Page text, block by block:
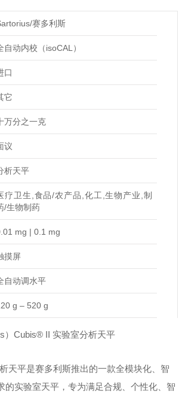
赛多利斯
自动内校（isoCAL）
口
它
万分之一克
议
析天平
疗卫生,食品/农产品,化工,生物产业,制
/生物制药
mg | 0.1 mg
摸屏
自动调水平
g – 520 g
）Cubis® II 实验室分析天平
天平是赛多利斯推出的一款全模块化、智
的实验室天平，专为满足合规、个性化、智